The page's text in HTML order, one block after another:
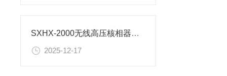
SXHX-2000无线高压核相器的使用方法
2025-12-17